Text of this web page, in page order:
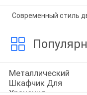
Современный стиль
Металлический
Шкафчик Для